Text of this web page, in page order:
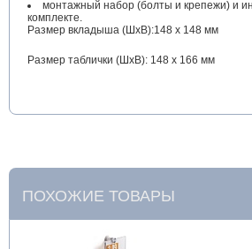
монтажный набор (болты и крепежи) и
комплекте.
Размер вкладыша (ШхВ):148 х 148 мм
Размер таблички (ШхВ): 148 х 166 мм
ПОХОЖИЕ ТОВАРЫ